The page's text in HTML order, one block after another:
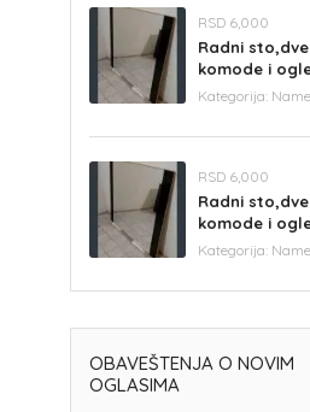
RSD 6,000
Radni sto,dve
komode i
Kategorija:
RSD 6,000
Radni sto,dve
komode i
Kategorija:
OBAVEŠTENJA O NOVIM
OGLASIMA